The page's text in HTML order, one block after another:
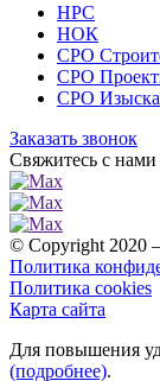
НРС
НОК
СРО
СРО
СРО
Заказать звонок
Свяжитесь с нами
© Copyright 2020
Политика
Политика cookies
Карта сайта
Для повышения
(подробнее).